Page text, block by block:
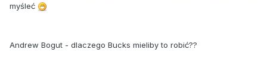
myśleć
Andrew Bogut - dlaczego Bucks mieliby to robić??